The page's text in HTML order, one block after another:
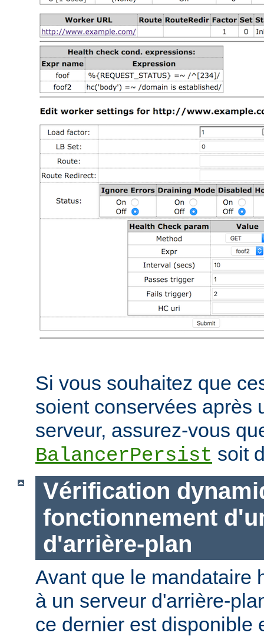
Si vous souhaitez que
soient conservées après
serveur, assurez-vous
BalancerPersist soit
Vérification
fonctionnement
d'arrière-plan
Avant que le mandataire
à un serveur d'arrière-
ce dernier est disponible